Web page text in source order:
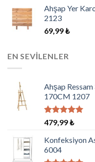
aldı
Ahşap Yer
2123
69,99₺
EN SEVILENLER
Ahşap
170CM 1207
5 üzerinden
5.00oy
aldı
479,99₺
Konfeksiyon
6004